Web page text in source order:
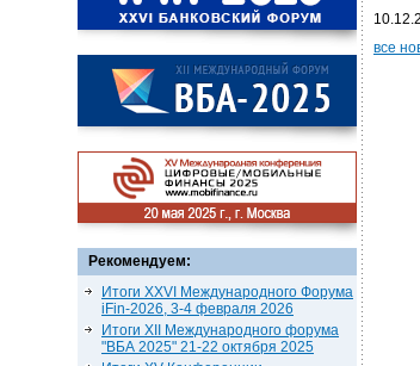
Рекомендуем:
Итоги XXVI Международного Форума
iFin-2026, 3-4 февраля 2026
Итоги XII Международного форума
"ВБА 2025" 21-22 октября 2025
все